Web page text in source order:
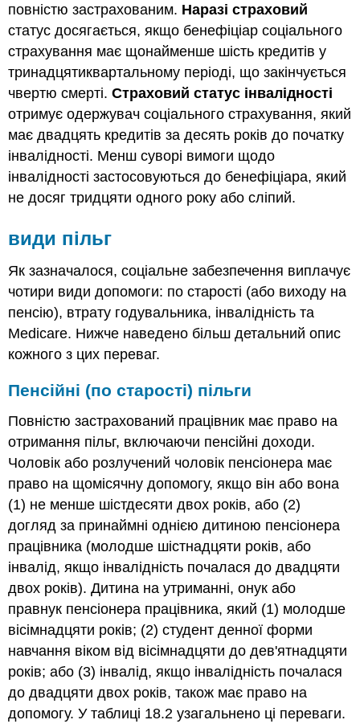
повністю застрахованим. Наразі страховий
статус досягається, якщо бенефіціар соціального
страхування має щонайменше шість кредитів у
тринадцятиквартальному періоді, що закінчується
чвертю смерті.Страховий статус інвалідності
отримує одержувач соціального страхування, який
має двадцять кредитів за десять років до початку
інвалідності. Менш суворі вимоги щодо
інвалідності застосовуються до бенефіціара, який
не досяг тридцяти одного року або сліпий.
види пільг
Як зазначалося, соціальне забезпечення виплачує
чотири види допомоги: по старості (або виходу на
пенсію), втрату годувальника, інвалідність та
Medicare. Нижче наведено більш детальний опис
кожного з цих переваг.
Пенсійні (по старості) пільги
Повністю застрахований працівник має право на
отримання пільг, включаючи пенсійні доходи.
Чоловік або розлучений чоловік пенсіонера має
право на щомісячну допомогу, якщо він або вона
(1) не менше шістдесяти двох років, або (2)
догляд за принаймні однією дитиною пенсіонера
працівника (молодше шістнадцяти років, або
інвалід, якщо інвалідність почалася до двадцяти
двох років). Дитина на утриманні, онук або
правнук пенсіонера працівника, який (1) молодше
вісімнадцяти років; (2) студент денної форми
навчання віком від вісімнадцяти до дев'ятнадцяти
років; або (3) інвалід, якщо інвалідність почалася
до двадцяти двох років, також має право на
допомогу. У таблиці 18.2 узагальнено ці переваги.